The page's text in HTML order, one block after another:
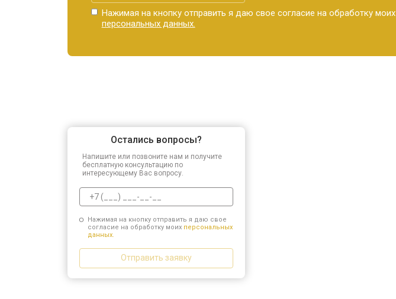
Нажимая на кнопку отправить я даю свое согласие на обработку моих
персональных данных.
Остались вопросы?
Напишите или позвоните нам и получите
бесплатную консультацию по
интересующему Вас вопросу.
Нажимая на кнопку отправить я даю свое
согласие на обработку моих персональных
данных.
Отправить заявку